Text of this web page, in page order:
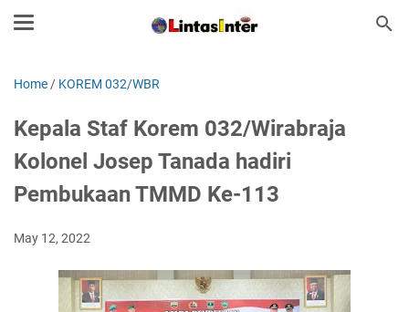
Home / KOREM 032/WBR
Kepala Staf Korem 032/Wirabraja
Kolonel Josep Tanada hadiri
Pembukaan TMMD Ke-113
May 12, 2022